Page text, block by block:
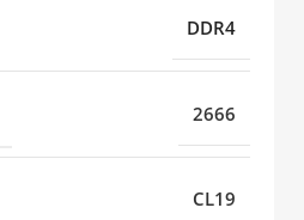
DDR4
2666
CL19